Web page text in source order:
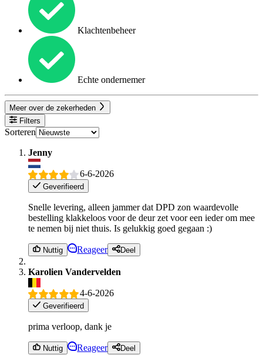
Klachtenbeheer
Echte ondernemer
Meer over de zekerheden
Filters
Sorteren
Jenny
6-6-2026
Geverifieerd
Snelle levering, alleen jammer dat DPD zon waardevolle
bestelling klakkeloos voor de deur zet voor een ieder om mee
te nemen bij niet thuis. Is gelukkig goed gegaan :)
Nuttig Reageer Deel
Karolien Vandervelden
4-6-2026
Geverifieerd
prima verloop, dank je
Nuttig Reageer Deel